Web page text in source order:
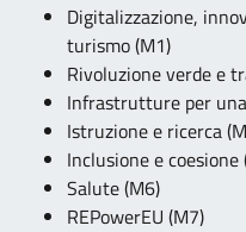
Digitalizzazione,
turismo (M1)
Rivoluzione verde e
Infrastrutture per
Istruzione e ricerca
Inclusione e coesione
Salute (M6)
REPowerEU (M7)